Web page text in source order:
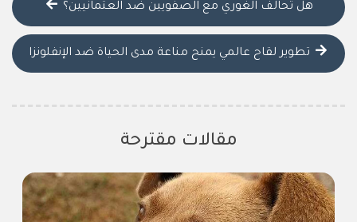
هل تحالف الغوري مع الصفويين ضد العثمانيين؟
تطوير لقاح عالمي يمنح مناعة مدى الحياة ضد الإنفلونزا
مقالات مقترحة